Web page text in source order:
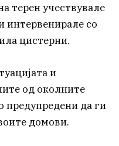
терен учествувале
интервенирале со
цистерни.
и
од околните
предупредени да ги
домови.